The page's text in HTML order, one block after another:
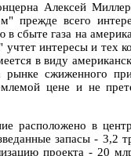
Алексей
прежде всего
сбыте газа на
интересы и тех
в виду
рынке сжиженного
цене и не
расположено в
запасы - 3,2
проекта - 20